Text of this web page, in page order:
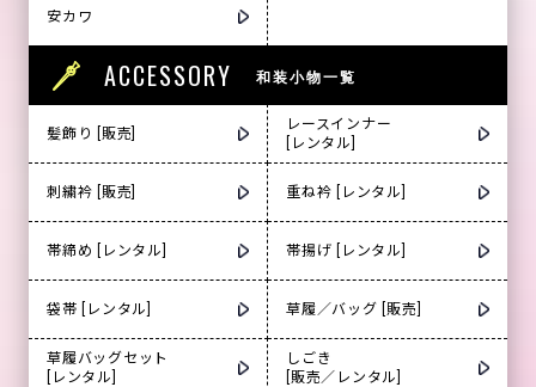
安カワ
ACCESSORY 和装小物一覧
髪飾り [販売]
レースインナー
[レンタル]
刺繍衿 [販売] 重ね衿 [レンタル]
帯締め [レンタル] 帯揚げ [レンタル]
袋帯 [レンタル] 草履／バッグ [販売]
草履バッグセット
[レンタル]
しごき
[販売／レンタル]